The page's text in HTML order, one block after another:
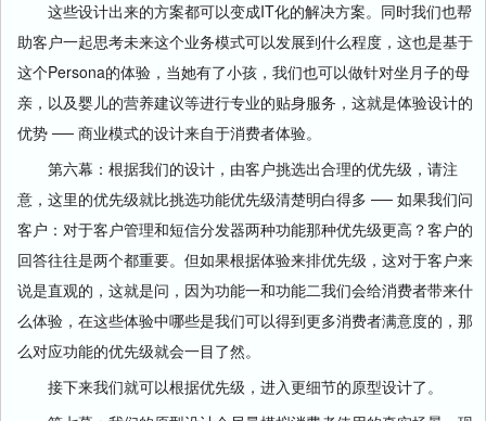
这些设计出来的方案都可以变成IT化的解决方案。同时我们也帮
助客户一起思考未来这个业务模式可以发展到什么程度，这也是基于
这个Persona的体验，当她有了小孩，我们也可以做针对坐月子的母
亲，以及婴儿的营养建议等进行专业的贴身服务，这就是体验设计的
优势 ── 商业模式的设计来自于消费者体验。
第六幕：根据我们的设计，由客户挑选出合理的优先级，请注
意，这里的优先级就比挑选功能优先级清楚明白得多 ── 如果我们问
客户：对于客户管理和短信分发器两种功能那种优先级更高？客户的
回答往往是两个都重要。但如果根据体验来排优先级，这对于客户来
说是直观的，这就是问，因为功能一和功能二我们会给消费者带来什
么体验，在这些体验中哪些是我们可以得到更多消费者满意度的，那
么对应功能的优先级就会一目了然。
接下来我们就可以根据优先级，进入更细节的原型设计了。